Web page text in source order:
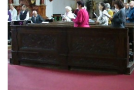
KOSTELY CHODOVSKÉ FARNOSTI
FOTOALBUM